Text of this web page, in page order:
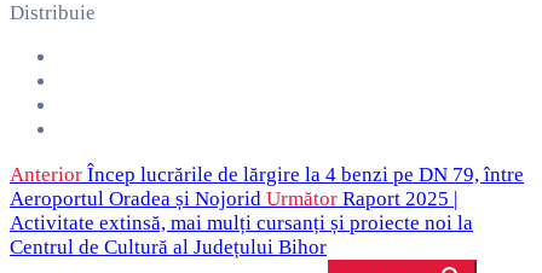
Distribuie
Anterior Încep lucrările de lărgire la 4 benzi pe DN 79, între
Aeroportul Oradea și Nojorid Următor Raport 2025 |
Activitate extinsă, mai mulți cursanți și proiecte noi la
Centrul de Cultură al Județului Bihor